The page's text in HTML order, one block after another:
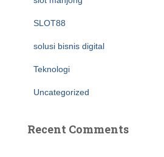
SLOT88
solusi bisnis digital
Teknologi
Uncategorized
Recent Comments